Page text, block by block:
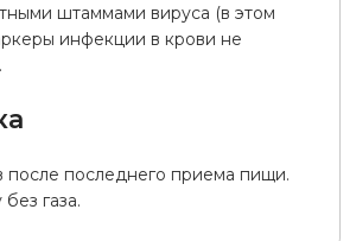
штаммами вируса (в этом
инфекции в крови не
после последнего приема пищи.
газа.